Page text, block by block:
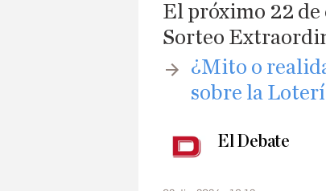
El próximo 22 de
Sorteo
​¿Mito o
sobre la
El Debate